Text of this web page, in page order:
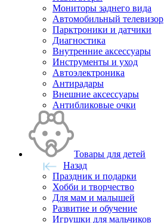
Мониторы заднего вида
Автомобильный телевизор
Парктроники и датчики
Диагностика
Внутренние аксессуары
Инструменты и уход
Автоэлектроника
Антирадары
Внешние аксессуары
Антибликовые очки
Товары для детей
Назад
Праздник и подарки
Хобби и творчество
Для мам и малышей
Развитие и обучение
Игрушки для мальчиков